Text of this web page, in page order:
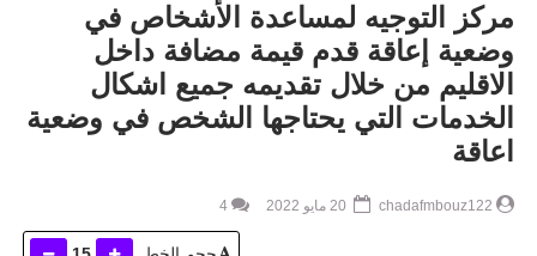
مركز التوجيه لمساعدة الأشخاص في
وضعية إعاقة قدم قيمة مضافة داخل
الاقليم من خلال تقديمه جميع اشكال
الخدمات التي يحتاجها الشخص في وضعية
اعاقة
chadafmbouz122
4